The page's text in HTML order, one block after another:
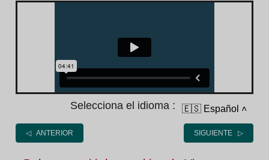
Selecciona el idioma : 🇪🇸 Español ˄
◁ ANTERIOR SIGUIENTE ▷